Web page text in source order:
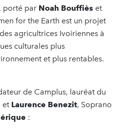
, porté par Noah Bouffiès et
for the Earth est un projet
agricultrices Ivoiriennes à
culturales plus
et plus rentables.
de Camplus, lauréat du
et Laurence Benezit, Soprano
: